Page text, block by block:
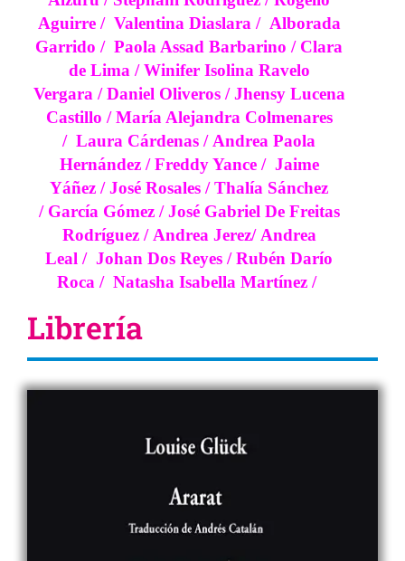
Aguirre/ Valentina Diaslara / Alborada
Garrido / Paola Assad Barbarino / Clara
de Lima/Winifer Isolina Ravelo
Vergara/Daniel Oliveros/Jhensy Lucena
Castillo /María Alejandra Colmenares
/ Laura Cárdenas /Andrea Paola
Hernández/Freddy Yance / Jaime
Yáñez /José Rosales /Thalía Sánchez
/ García Gómez/José Gabriel De Freitas
Rodríguez/Andrea Jerez/Andrea
Leal / Johan Dos Reyes /Rubén Darío
Roca / Natasha Isabella Martínez /
Librería